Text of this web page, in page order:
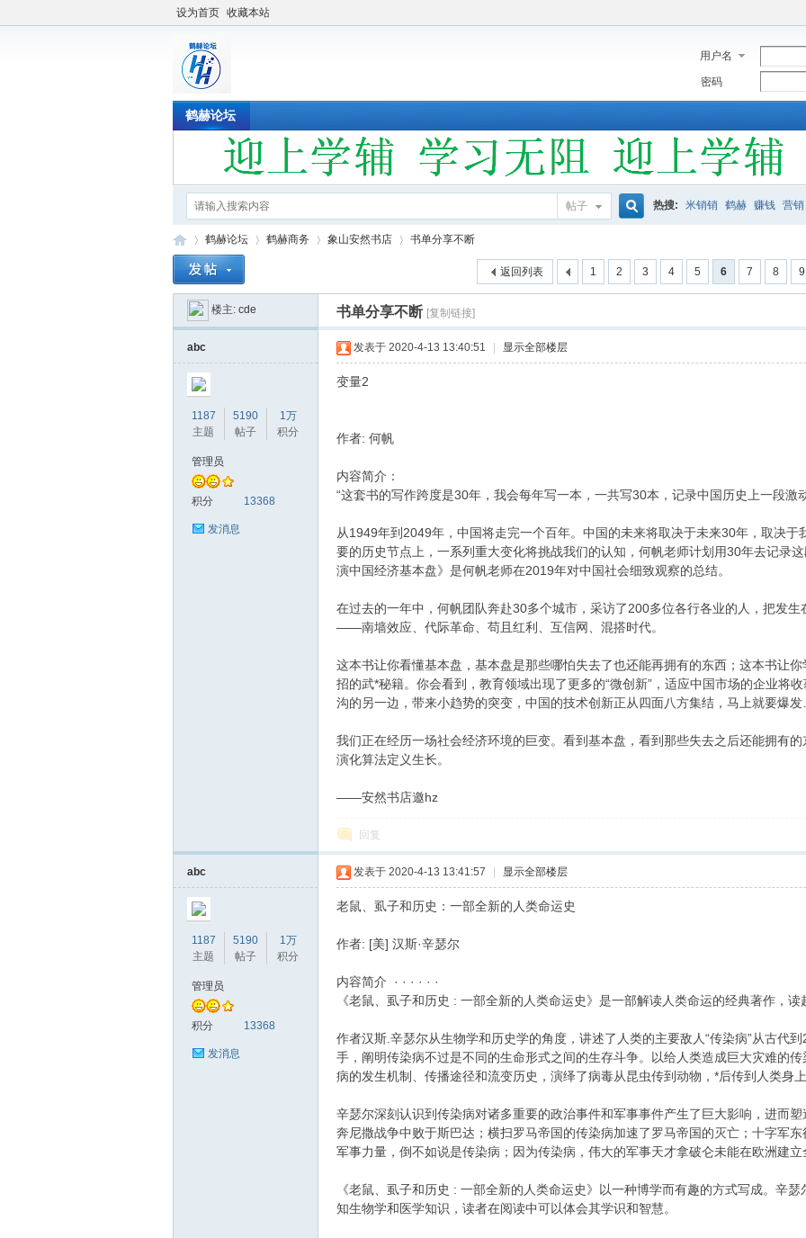
设为首页 收藏本站
用户名
密码
鹤赫论坛
帖子 热搜: 米销销 鹤赫 赚钱 营销
坛
»
鹤赫论坛
›
鹤赫商务 象山安然书店
›
书单分享不断
1 2 3 4 5 6 7 8 9
返回列表
楼主: cde 书单分享不断 [复制链接]
abc
1187
主题
5190
帖子
1万
积分
管理员
积分 13368
发消息
发表于 2020-4-13 13:40:51 显示全部楼层
变量2
作者: 何帆
内容简介：
“这套书的写作跨度是30年，我会每年写一本，一共写30本，记录中国历史上一段
从1949年到2049年，中国将走完一个百年。中国的未来将取决于未来30年，取决
要的历史节点上，一系列重大变化将挑战我们的认知，何帆老师计划用30年去记录
演中国经济基本盘》是何帆老师在2019年对中国社会细致观察的总结。
在过去的一年中，何帆团队奔赴30多个城市，采访了200多位各行各业的人，把发
——南墙效应、代际革命、苟且红利、互信网、混搭时代。
这本书让你看懂基本盘，基本盘是那些哪怕失去了也还能再拥有的东西；这本书让
招的武*秘籍。你会看到，教育领域出现了更多的“微创新”，适应中国市场的企业将
沟的另一边，带来小趋势的突变，中国的技术创新正从四面八方集结，马上就要爆
我们正在经历一场社会经济环境的巨变。看到基本盘，看到那些失去之后还能拥有
演化算法定义生长。
——安然书店邀hz
回复
abc
1187
主题
5190
帖子
1万
积分
管理员
积分 13368
发消息
发表于 2020-4-13 13:41:57 显示全部楼层
老鼠、虱子和历史：一部全新的人类命运史
作者: [美] 汉斯·辛瑟尔
内容简介 · · · · · ·
《老鼠、虱子和历史 : 一部全新的人类命运史》是一部解读人类命运的经典著作，
作者汉斯.辛瑟尔从生物学和历史学的角度，讲述了人类的主要敌人“传染病”从古代
手，阐明传染病不过是不同的生命形式之间的生存斗争。以给人类造成巨大灾难的
病的发生机制、传播途径和流变历史，演绎了病毒从昆虫传到动物，*后传到人类身
辛瑟尔深刻认识到传染病对诸多重要的政治事件和军事事件产生了巨大影响，进而
奔尼撒战争中败于斯巴达；横扫罗马帝国的传染病加速了罗马帝国的灭亡；十字军
军事力量，倒不如说是传染病；因为传染病，伟大的军事天才拿破仑未能在欧洲建
《老鼠、虱子和历史 : 一部全新的人类命运史》以一种博学而有趣的方式写成。辛
知生物学和医学知识，读者在阅读中可以体会其学识和智慧。